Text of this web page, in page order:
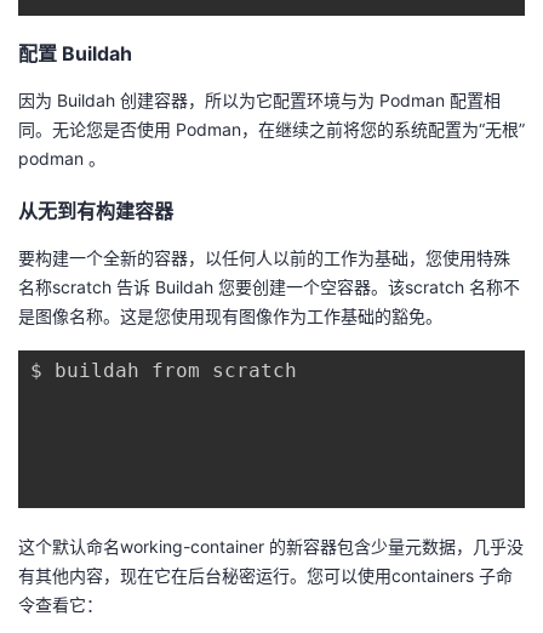
验
收
藏
议
配置 Buildah
因为 Buildah 创建容器，所以为它配置环境与为 Podman 配置相
同。无论您是否使用 Podman，在继续之前将您的系统配置为“无根”
podman 。
从无到有构建容器
要构建一个全新的容器，以任何人以前的工作为基础，您使用特殊
名称scratch 告诉 Buildah 您要创建一个空容器。该scratch 名称不
是图像名称。这是您使用现有图像作为工作基础的豁免。
$ buildah from scratch
这个默认命名working-container 的新容器包含少量元数据，几乎没
有其他内容，现在它在后台秘密运行。您可以使用containers 子命
令查看它：